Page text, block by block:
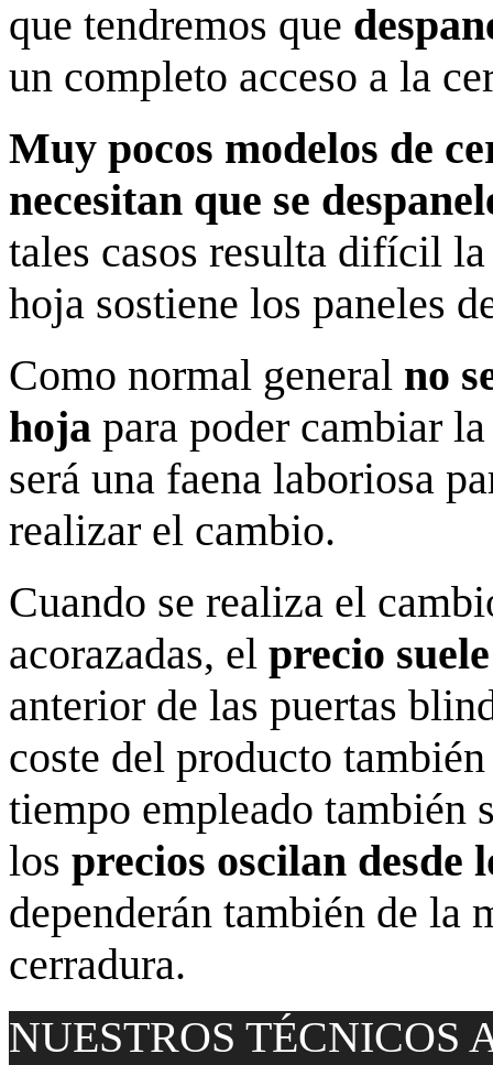
que tendremos que
un completo acceso a la
Muy pocos modelos de
necesitan que se
tales casos resulta difícil
hoja sostiene los paneles
Como normal general no
hoja para poder cambiar
será una faena laboriosa
realizar el cambio.
Cuando se realiza el
acorazadas, el precio
anterior de las puertas
coste del producto
tiempo empleado también
los precios oscilan desde
dependerán también de la
cerradura.
NUESTROS TÉCNICOS